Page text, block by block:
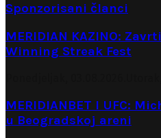
Sponzorisani članci
MERIDIAN KAZINO:
Winning Streak Fest
MERIDIANBET I UFC:
u Beogradskoj areni